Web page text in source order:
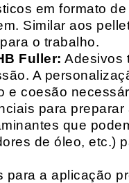
em formato
Similar aos
o trabalho.
Fuller: Adesivos
A
e coesão
para
que
de óleo, etc.)
para a aplicação